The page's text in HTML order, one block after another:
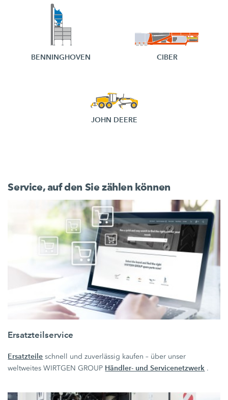
BENNINGHOVEN CIBER
JOHN DEERE
Service, auf den Sie zählen können
Ersatzteilservice
Ersatzteile schnell und zuverlässig kaufen – über unser
weltweites WIRTGEN GROUP Händler- und Servicenetzwerk .